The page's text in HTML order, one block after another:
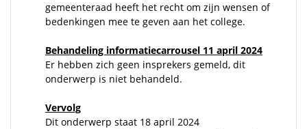
gemeenteraad heeft het recht om zijn wensen of
bedenkingen mee te geven aan het college.
Behandeling informatiecarrousel 11 april 2024
Er hebben zich geen insprekers gemeld, dit
onderwerp is niet behandeld.
Vervolg
Dit onderwerp staat 18 april 2024